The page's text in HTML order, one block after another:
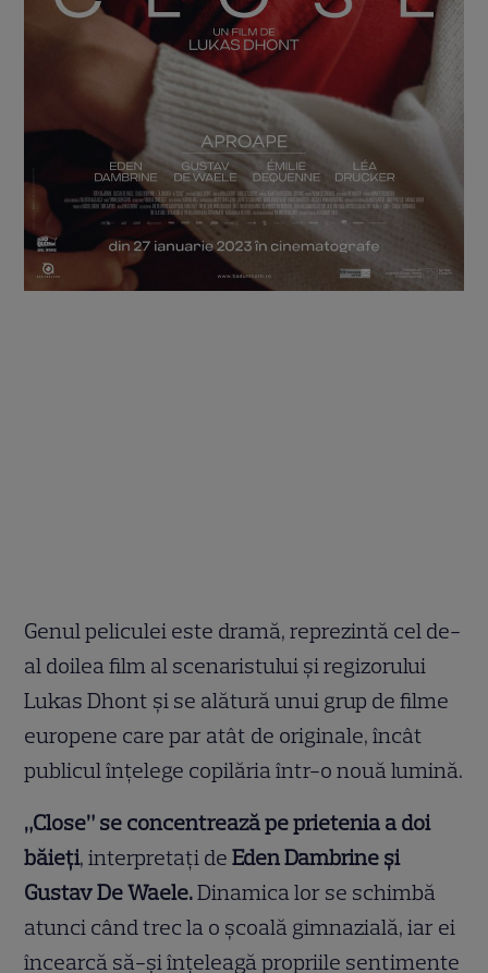
Genul peliculei este dramă, reprezintă cel de-
al doilea film al scenaristului și regizorului
Lukas Dhont și se alătură unui grup de filme
europene care par atât de originale, încât
publicul înțelege copilăria într-o nouă lumină.
„Close” se concentrează pe prietenia a doi
băieți, interpretați deEden Dambrine și
Gustav De Waele.Dinamica lor se schimbă
atunci când trec la o școală gimnazială, iar ei
încearcă să-și înțeleagă propriile sentimente